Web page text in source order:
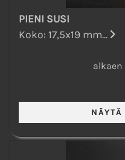
PIENI SUSI
Koko: 17,5x19 mm...
alkaen